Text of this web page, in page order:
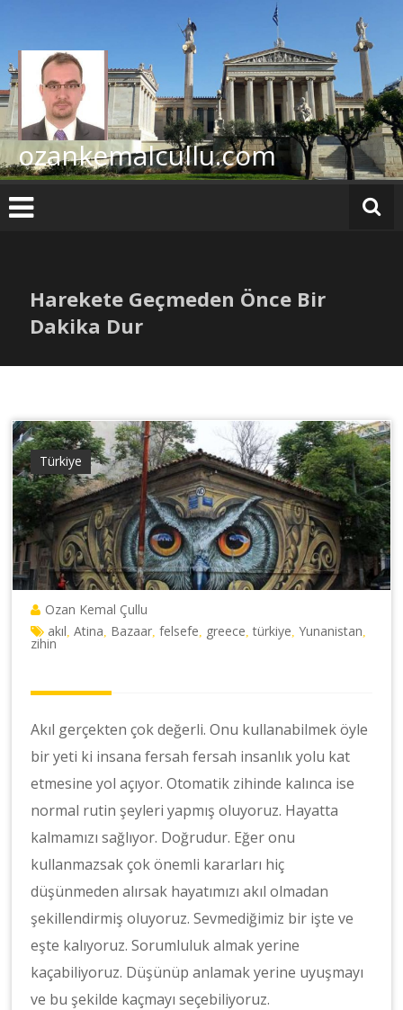
ozankemalcullu.com
Harekete Geçmeden Önce Bir
Dakika Dur
Türkiye
Ozan Kemal Çullu
akıl Atina Bazaar ,felsefe greece ,türkiye ,Yunanistan
zihin
Akıl gerçekten çok değerli. Onu kullanabilmek öyle
bir yeti ki insana fersah fersah insanlık yolu kat
etmesine yol açıyor. Otomatik zihinde kalınca ise
normal rutin şeyleri yapmış oluyoruz. Hayatta
kalmamızı sağlıyor. Doğrudur. Eğer onu
kullanmazsak çok önemli kararları hiç
düşünmeden alırsak hayatımızı akıl olmadan
şekillendirmiş oluyoruz. Sevmediğimiz bir işte ve
eşte kalıyoruz. Sorumluluk almak yerine
kaçabiliyoruz. Düşünüp anlamak yerine uyuşmayı
ve bu şekilde kaçmayı seçebiliyoruz.